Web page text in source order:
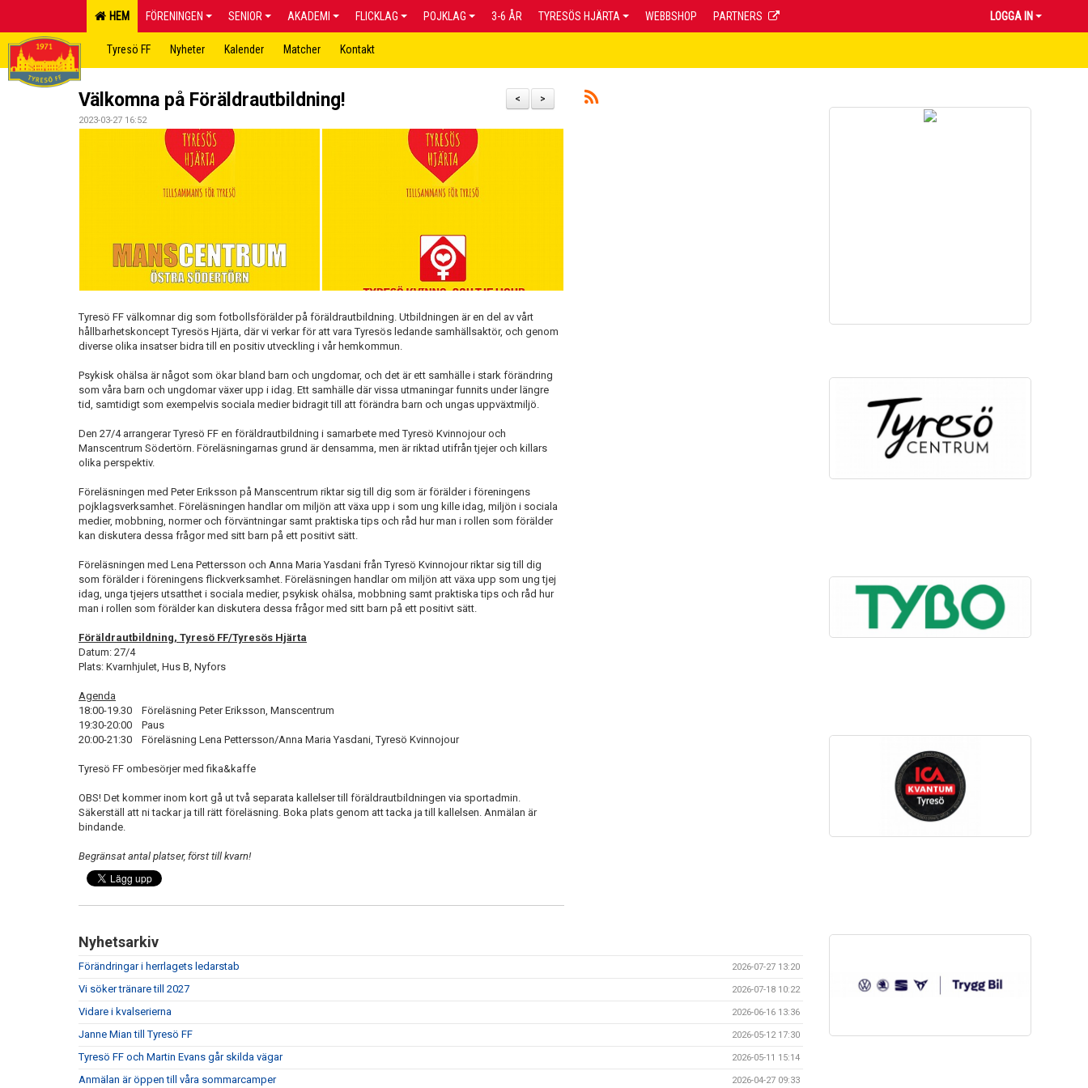
HEM FÖRENINGEN SENIOR AKADEMI FLICKLAG POJKLAG 3-6 ÅR TYRESÖS HJÄRTA WEBBSHOP PARTNERS LOGGA IN
Tyresö FF Nyheter Kalender Matcher Kontakt
>
<
Välkomna på Föräldrautbildning!
2023-03-27 16:52
Tyresö FF välkomnar dig som fotbollsförälder på föräldrautbildning. Utbildningen är en del av vårt
hållbarhetskoncept Tyresös Hjärta, där vi verkar för att vara Tyresös ledande samhällsaktör, och genom
diverse olika insatser bidra till en positiv utveckling i vår hemkommun.
Psykisk ohälsa är något som ökar bland barn och ungdomar, och det är ett samhälle i stark förändring
som våra barn och ungdomar växer upp i idag. Ett samhälle där vissa utmaningar funnits under längre
tid, samtidigt som exempelvis sociala medier bidragit till att förändra barn och ungas uppväxtmiljö.
Den 27/4 arrangerar Tyresö FF en föräldrautbildning i samarbete med Tyresö Kvinnojour och
Manscentrum Södertörn. Föreläsningarnas grund är densamma, men är riktad utifrån tjejer och killars
olika perspektiv.
Föreläsningen med Peter Eriksson på Manscentrum riktar sig till dig som är förälder i föreningens
pojklagsverksamhet. Föreläsningen handlar om miljön att växa upp i som ung kille idag, miljön i sociala
medier, mobbning, normer och förväntningar samt praktiska tips och råd hur man i rollen som förälder
kan diskutera dessa frågor med sitt barn på ett positivt sätt.
Föreläsningen med Lena Pettersson och Anna Maria Yasdani från Tyresö Kvinnojour riktar sig till dig
som förälder i föreningens flickverksamhet. Föreläsningen handlar om miljön att växa upp som ung tjej
idag, unga tjejers utsatthet i sociala medier, psykisk ohälsa, mobbning samt praktiska tips och råd hur
man i rollen som förälder kan diskutera dessa frågor med sitt barn på ett positivt sätt.
Föräldrautbildning, Tyresö FF/Tyresös Hjärta
Datum: 27/4
Plats: Kvarnhjulet, Hus B, Nyfors
Agenda
18:00-19.30 Föreläsning Peter Eriksson, Manscentrum
19:30-20:00 Paus
20:00-21:30 Föreläsning Lena Pettersson/Anna Maria Yasdani, Tyresö Kvinnojour
Tyresö FF ombesörjer med fika&kaffe
OBS! Det kommer inom kort gå ut två separata kallelser till föräldrautbildningen via sportadmin.
Säkerställ att ni tackar ja till rätt föreläsning. Boka plats genom att tacka ja till kallelsen. Anmälan är
bindande.
Begränsat antal platser, först till kvarn!
Nyhetsarkiv
Förändringar i herrlagets ledarstab 2026-07-27 13:20
Vi söker tränare till 2027 2026-07-18 10:22
Vidare i kvalserierna 2026-06-16 13:36
Janne Mian till Tyresö FF 2026-05-12 17:30
Tyresö FF och Martin Evans går skilda vägar 2026-05-11 15:14
Anmälan är öppen till våra sommarcamper 2026-04-27 09:33